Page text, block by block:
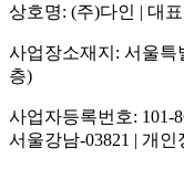
상호명: (주)다인 | 대
사업장소재지: 서울특
층)
사업자등록번호: 101-
서울강남-03821 | 개